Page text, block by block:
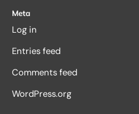
Meta
Log in
Entries feed
Comments feed
WordPress.org